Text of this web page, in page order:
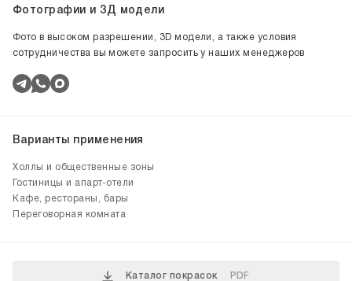
Фотографии и 3Д модели
Фото в высоком разрешении, 3D модели, а также условия
сотрудничества вы можете запросить у наших менеджеров
Варианты применения
Холлы и общественные зоны
Гостиницы и апарт-отели
Кафе, рестораны, бары
Переговорная комната
Каталог покрасок PDF